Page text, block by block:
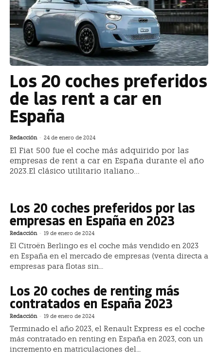
Los 20 coches preferidos
de las rent a car en
España
Redacción - 24 de enero de 2024
El Fiat 500 fue el coche más adquirido por las
empresas de rent a car en España durante el año
2023.El clásico utilitario italiano...
Los 20 coches preferidos por las
empresas en España en 2023
Redacción - 19 de enero de 2024
El Citroën Berlingo es el coche más vendido en 2023
en España en el mercado de empresas (venta directa a
empresas para flotas sin...
Los 20 coches de renting más
contratados en España 2023
Redacción - 19 de enero de 2024
Terminado el año 2023, el Renault Express es el coche
más contratado en renting en España en 2023, con un
incremento en matriculaciones del...